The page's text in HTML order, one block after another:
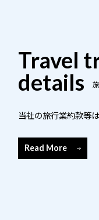
Travel
details
当社の旅行業約款等
Read More